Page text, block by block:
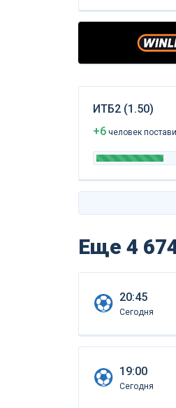
ИТБ2 (1.50)
+6 человек
Еще 4
20:45
Сегодня
19:00
Сегодня